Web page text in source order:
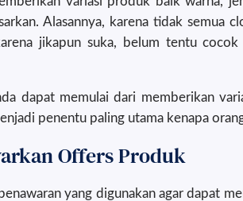
Alasannya, karena tidak semua
jikapun suka, belum tentu
dapat memulai dari memberikan
penentu paling utama kenapa
Offers Produk
yang digunakan agar dapat